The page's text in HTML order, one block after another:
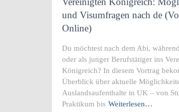
und Visumfragen nach de
Online)
Du möchtest nach dem Abi,
oder als junger Berufstätiger ins
Königreich? In diesem Vortrag
Überblick über aktuelle
Auslandsaufenthalte in UK – von
Praktikum bis Weiterlesen…